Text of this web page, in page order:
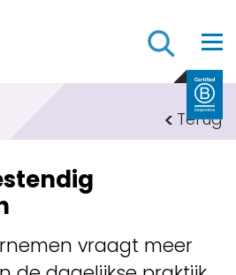
Terug
vraagt meer